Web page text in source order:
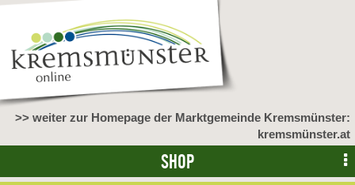
>> weiter zur Homepage der Marktgemeinde Kremsmünster:
kremsmünster.at
SHOP